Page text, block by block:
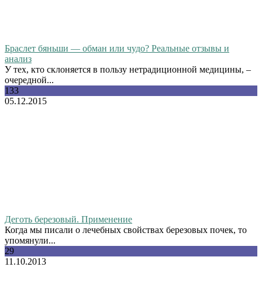
Браслет бяньши — обман или чудо? Реальные отзывы и
анализ
У тех, кто склоняется в пользу нетрадиционной медицины, –
очередной...
133
05.12.2015
Деготь березовый. Применение
Когда мы писали о лечебных свойствах березовых почек, то
упомянули...
29
11.10.2013